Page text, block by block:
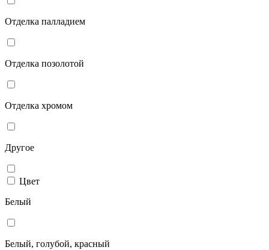
Отделка палладием
Отделка позолотой
Отделка хромом
Другое
Цвет
Белый
Белый, голубой, красный